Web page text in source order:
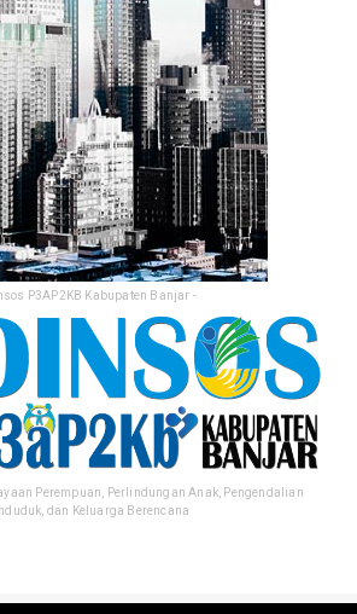
P3AP2KB Kabupaten Banjar -
Perempuan, Perlindungan Anak, Pengendalian
dan Keluarga Berencana